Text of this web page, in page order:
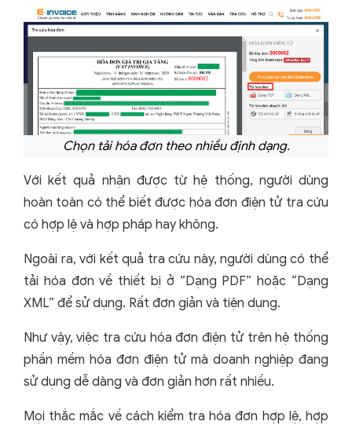
Chọn tải hóa đơn theo nhiều định dạng.
Với kết quả nhận được từ hệ thống, người dùng
hoàn toàn có thể biết được hóa đơn điện tử tra cứu
có hợp lệ và hợp pháp hay không.
Ngoài ra, với kết quả tra cứu này, người dùng có thể
tải hóa đơn về thiết bị ở “Dạng PDF” hoặc “Dạng
XML” để sử dụng. Rất đơn giản và tiện dụng.
Như vậy, việc tra cứu hóa đơn điện tử trên hệ thống
phần mềm hóa đơn điện tử mà doanh nghiệp đang
sử dụng dễ dàng và đơn giản hơn rất nhiều.
Mọi thắc mắc về cách kiểm tra hóa đơn hợp lệ, hợp